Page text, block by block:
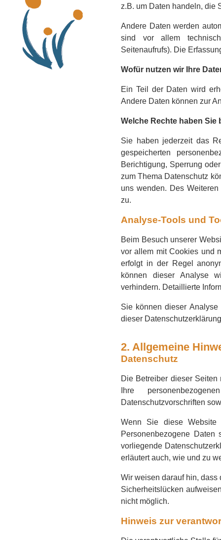
z.B. um Daten handeln, die
Andere Daten werden
sind vor allem
Seitenaufrufs). Die
Wofür nutzen wir Ihre
Ein Teil der Daten wird
Andere Daten können zur
Welche Rechte haben Sie
Sie haben jederzeit das
gespeicherten
Berichtigung, Sperrung
zum Thema Datenschutz
uns wenden. Des
zu.
Analyse-Tools und
Beim Besuch unserer
vor allem mit Cookies und
erfolgt in der Regel
können dieser Analyse
verhindern. Detaillierte
Sie können dieser
dieser
2. Allgemeine
Datenschutz
Die Betreiber dieser
Ihre
Datenschutzvorschriften
Wenn Sie diese Website
Personenbezogene
vorliegende
erläutert auch, wie und zu
Wir weisen darauf hin, dass
Sicherheitslücken
nicht möglich.
Hinweis zur